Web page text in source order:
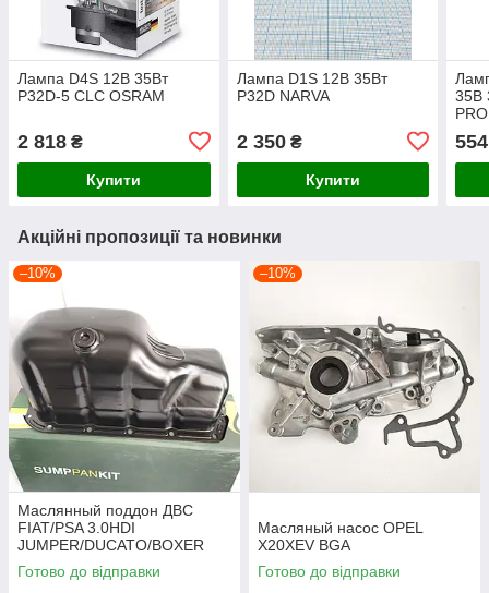
Лампа D4S 12В 35Вт
P32D-5 CLC OSRAM
2 818 ₴
Купити
Лампа D1S 12В 35Вт
P32D NARVA
2 350₴
Купити
35В
554
Акційні пропозиції та новинки
–10%
Маслянный поддон ДВС
FIAT/PSA 3.0HDI
JUMPER/DUCATO/BOXER
2006-2012 BGA
Готово до відправки
–10%
Масляный насос OPEL
X20XEV BGA
Готово до відправки